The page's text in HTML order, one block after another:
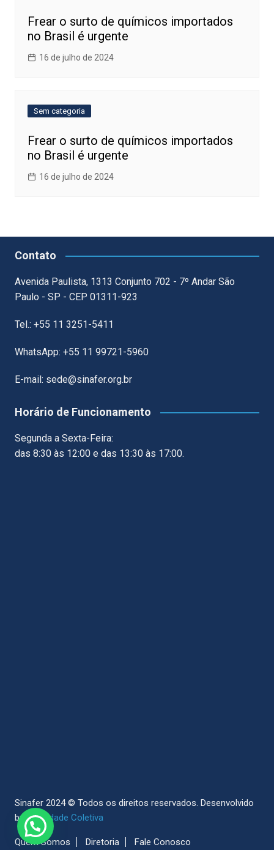
Frear o surto de químicos importados
no Brasil é urgente
16 de julho de 2024
Sem categoria
Frear o surto de químicos importados
no Brasil é urgente
16 de julho de 2024
Contato
Avenida Paulista, 1313 Conjunto 702 - 7º Andar São
Paulo - SP - CEP 01311-923
Tel.: +55 11 3251-5411
WhatsApp: +55 11 99721-5960
E-mail: sede@sinafer.org.br
Horário de Funcionamento
Segunda a Sexta-Feira:
das 8:30 às 12:00 e das 13:30 às 17:00.
Sinafer 2024 © Todos os direitos reservados. Desenvolvido
bySociedade Coletiva
Quem Somos Diretoria Fale Conosco